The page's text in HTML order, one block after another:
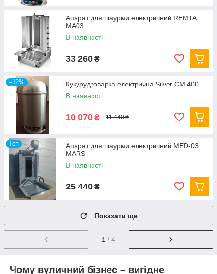
Апарат для шаурми електричний REMTA
MA03
В наявності
33 260 ₴
–12%
Кукурудзоварка електрична Silver CM 400
В наявності
10 070 ₴ 11 440 ₴
Топ
Апарат для шаурми електричний MED-03
MARS
В наявності
25 440 ₴
Показати ще
1 / 4
Чому вуличний бізнес – вигідне